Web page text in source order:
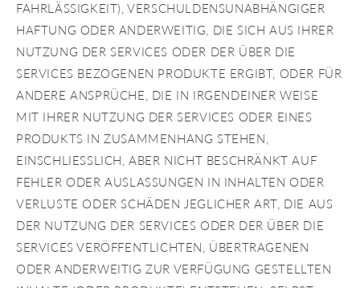
FAHRLÄSSIGKEIT), VERSCHULDENSUNABHÄNGIGER
HAFTUNG ODER ANDERWEITIG, DIE SICH AUS IHRER
NUTZUNG DER SERVICES ODER DER ÜBER DIE
SERVICES BEZOGENEN PRODUKTE ERGIBT, ODER FÜR
ANDERE ANSPRÜCHE, DIE IN IRGENDEINER WEISE
MIT IHRER NUTZUNG DER SERVICES ODER EINES
PRODUKTS IN ZUSAMMENHANG STEHEN,
EINSCHLIESSLICH, ABER NICHT BESCHRÄNKT AUF
FEHLER ODER AUSLASSUNGEN IN INHALTEN ODER
VERLUSTE ODER SCHÄDEN JEGLICHER ART, DIE AUS
DER NUTZUNG DER SERVICES ODER DER ÜBER DIE
SERVICES VERÖFFENTLICHTEN, ÜBERTRAGENEN
ODER ANDERWEITIG ZUR VERFÜGUNG GESTELLTEN